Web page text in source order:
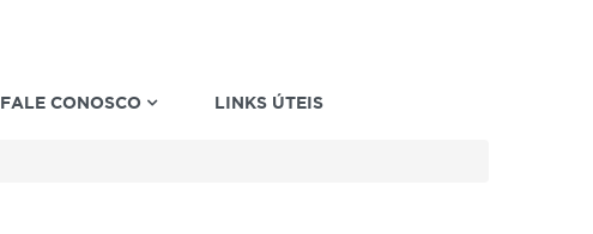
FALE CONOSCO LINKS ÚTEIS